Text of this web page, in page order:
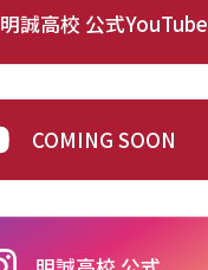
明誠高校 公式YouTube
COMING SOON